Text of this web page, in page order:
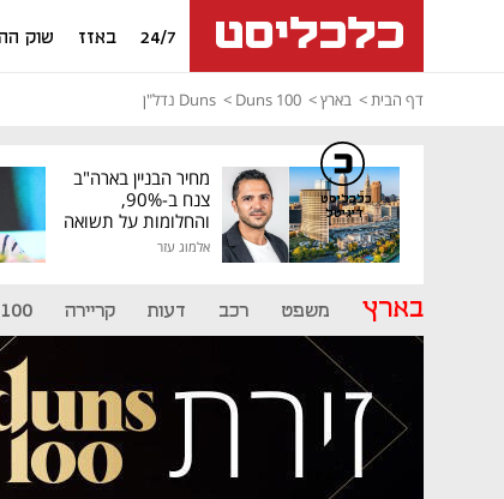
24/7 באזז שוק
דף הבית בארץ Duns 100 Duns נדל"ן
מחיר הבניין בארה"ב
צנח ב-90%,
והחלומות על תשואה
גבוהה התנפצו
אלמוג עזר
בארץ משפט רכב דעות קריירה
כלכליסט
דיגיטל